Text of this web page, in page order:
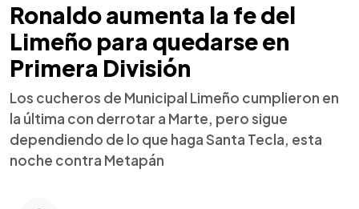
Ronaldo aumenta la fe del
Limeño para quedarse en
Primera División
Los cucheros de Municipal Limeño cumplieron en
la última con derrotar a Marte, pero sigue
dependiendo de lo que haga Santa Tecla, esta
noche contra Metapán